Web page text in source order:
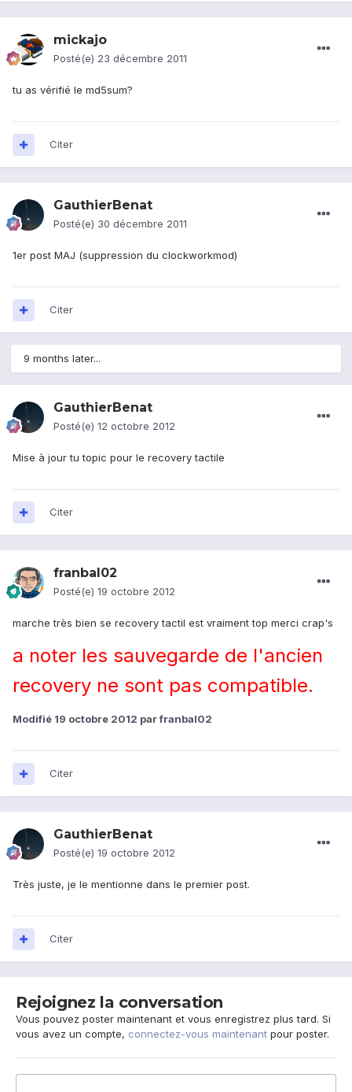
mickajo
Posté(e) 23 décembre 2011
tu as vérifié le md5sum?
Citer
GauthierBenat
Posté(e) 30 décembre 2011
1er post MAJ (suppression du clockworkmod)
Citer
9 months later...
GauthierBenat
Posté(e) 12 octobre 2012
Mise à jour tu topic pour le recovery tactile
Citer
franbal02
Posté(e) 19 octobre 2012
marche très bien se recovery tactil est vraiment top merci crap's
a noter les sauvegarde de l'ancien
recovery ne sont pas compatible.
Modifié 19 octobre 2012 par franbal02
Citer
GauthierBenat
Posté(e) 19 octobre 2012
Très juste, je le mentionne dans le premier post.
Citer
Rejoignez la conversation
Vous pouvez poster maintenant et vous enregistrez plus tard. Si
vous avez un compte, connectez-vous maintenant pour poster.